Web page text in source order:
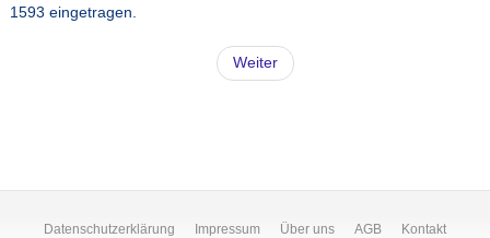
1593 eingetragen.
Weiter
Datenschutzerklärung Impressum Über uns AGB Kontakt